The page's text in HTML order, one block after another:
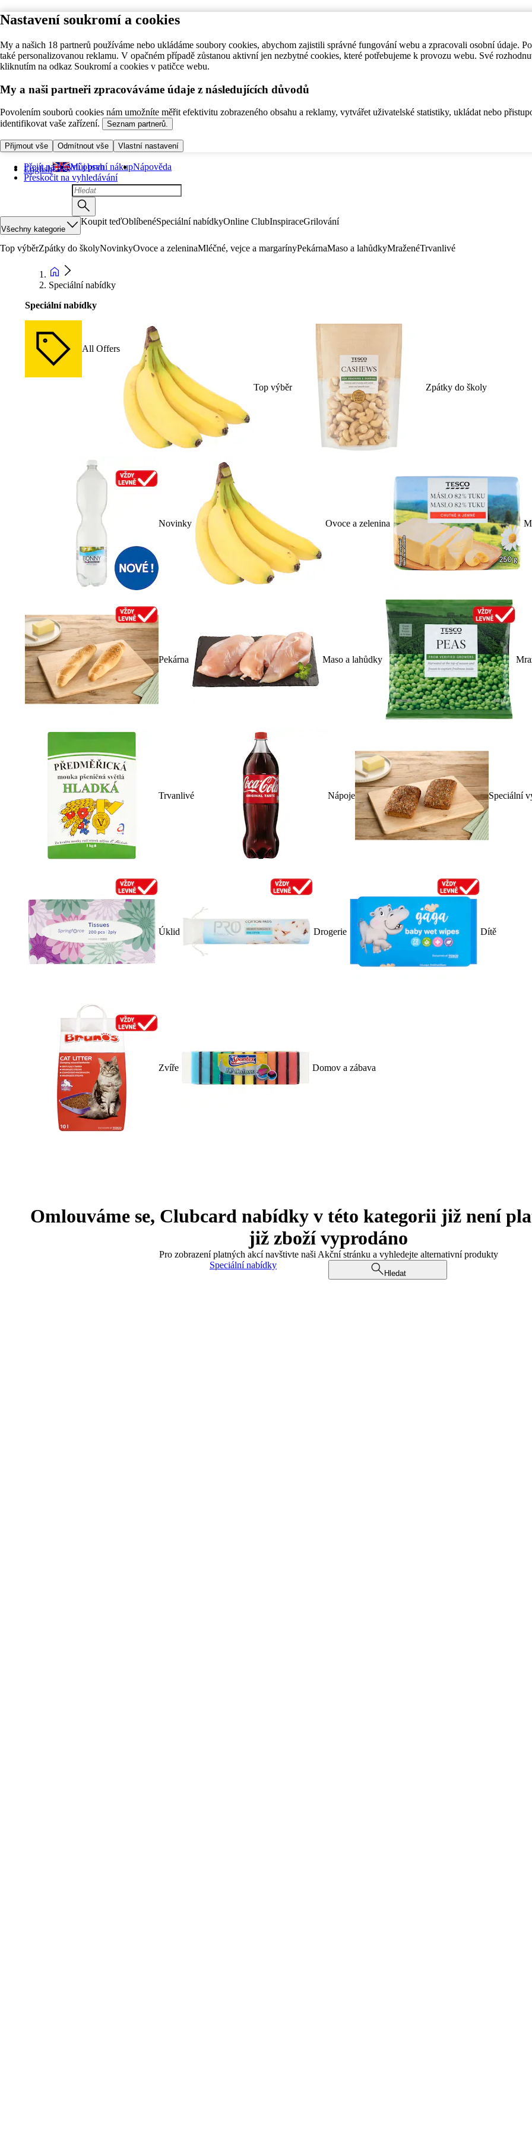
Nastavení soukromí a cookies
My a našich 18 partnerů používáme nebo ukládáme soubory cookies, abychom zajistili správné fungování webu a zpracovali osobní údaje.
také personalizovanou reklamu. V opačném případě zůstanou aktivní jen nezbytné cookies, které potřebujeme k provozu webu. Své
kliknutím na odkaz Soukromí a cookies v patičce webu.
My a naši partneři zpracováváme údaje z následujících důvodů
Povolením souborů cookies nám umožníte měřit efektivitu zobrazeného obsahu a reklamy, vytvářet uživatelské statistiky, ukládat nebo
identifikovat vaše zařízení.
Seznam partnerů.
Přijmout vše Odmítnout vše Vlastní nastavení
Přejít na hlavní obsah
Přeskočit na vyhledávání
English Můj první nákupNápověda
Všechny kategorie
Koupit teďOblíbenéSpeciální nabídkyOnline ClubInspiraceGrilování
Top výběrZpátky do školyNovinkyOvoce a zeleninaMléčné, vejce a margarínyPekárnaMaso a lahůdkyMraženéTrvanlivé
Speciální nabídky
Speciální nabídky
All Offers
Top výběr Zpátky do školy
Novinky Ovoce a zelenina
Pekárna Maso a lahůdky
Trvanlivé Nápoje Speciální
Úklid Drogerie Dítě
Zvíře Domov a zábava
Omlouváme se, Clubcard nabídky v této kategorii již není
již zboží vyprodáno
Pro zobrazení platných akcí navštivte naši Akční stránku a vyhledejte alternativní produkty
Speciální nabídky
Hledat